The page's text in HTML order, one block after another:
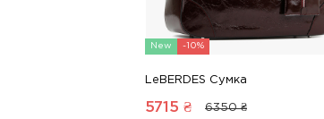
New -10%
LeBERDES Сумка
5715 ₴ 6350 ₴